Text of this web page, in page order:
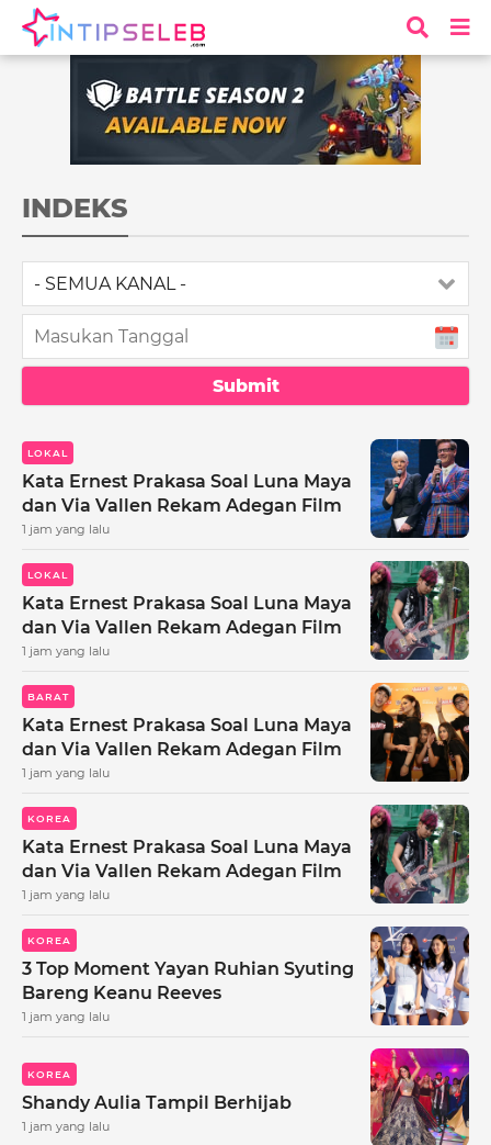
INDEKS
LOKAL
Kata Ernest Prakasa Soal Luna Maya
dan Via Vallen Rekam Adegan Film
1 jam yang lalu
LOKAL
Kata Ernest Prakasa Soal Luna Maya
dan Via Vallen Rekam Adegan Film
1 jam yang lalu
BARAT
Kata Ernest Prakasa Soal Luna Maya
dan Via Vallen Rekam Adegan Film
1 jam yang lalu
KOREA
Kata Ernest Prakasa Soal Luna Maya
dan Via Vallen Rekam Adegan Film
1 jam yang lalu
KOREA
3 Top Moment Yayan Ruhian Syuting
Bareng Keanu Reeves
1 jam yang lalu
KOREA
Shandy Aulia Tampil Berhijab
1 jam yang lalu